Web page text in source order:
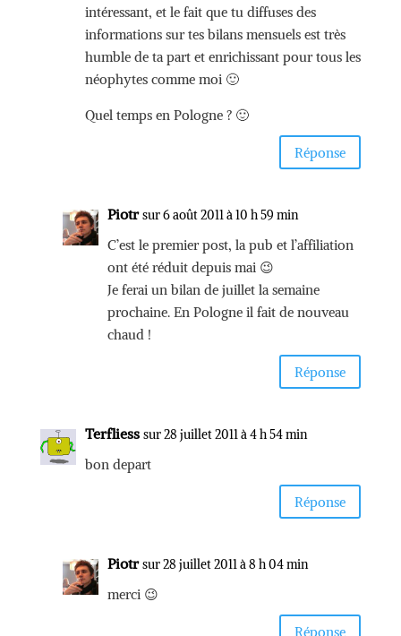
intéressant, et le fait que tu diffuses des
informations sur tes bilans mensuels est très
humble de ta part et enrichissant pour tous les
néophytes comme moi 🙂
Quel temps en Pologne ? 🙂
Réponse
Piotr sur 6 août 2011 à 10 h 59 min
C’est le premier post, la pub et l’affiliation
ont été réduit depuis mai 😉
Je ferai un bilan de juillet la semaine
prochaine. En Pologne il fait de nouveau
chaud !
Réponse
Terfliess sur 28 juillet 2011 à 4 h 54 min
bon depart
Réponse
Piotr sur 28 juillet 2011 à 8 h 04 min
merci 😉
Réponse